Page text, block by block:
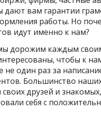
дают вам гарантии
работы. Но
идут именно к нам?
дорожим каждым
чтобы к
не один раз за
Большинство
друзей и
себя с